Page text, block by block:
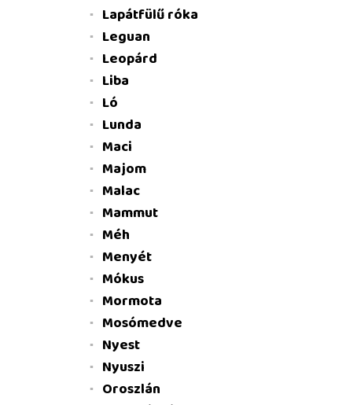
Lapátfülű róka
Leguan
Leopárd
Liba
Ló
Lunda
Maci
Majom
Malac
Mammut
Méh
Menyét
Mókus
Mormota
Mosómedve
Nyest
Nyuszi
Oroszlán